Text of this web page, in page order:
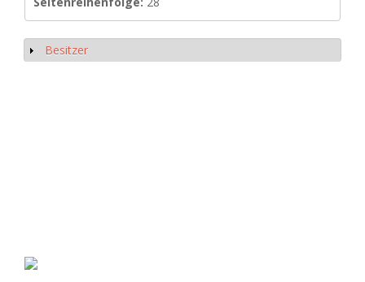
Anzeigen
Besitzer